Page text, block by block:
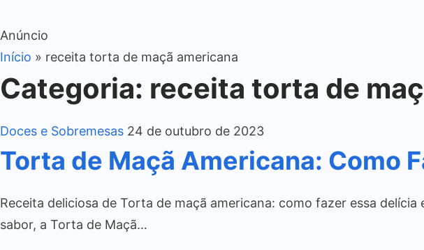
Anúncio
Início » receita torta de maçã americana
Categoria: receita torta de
Doces e Sobremesas 24 de outubro de 2023
Torta de Maçã Americana: Como
Receita deliciosa de Torta de maçã americana: como fazer essa
sabor, a Torta de Maçã…